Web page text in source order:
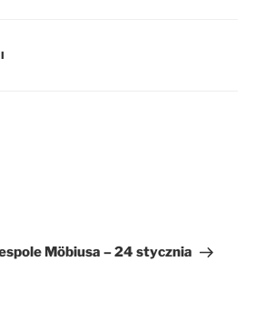
Möbiusa – 24 stycznia